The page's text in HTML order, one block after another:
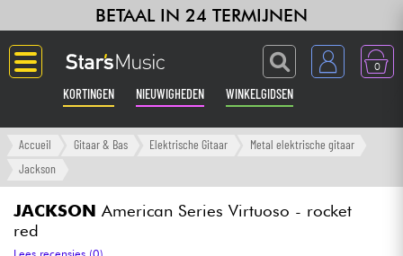
BETAAL IN 24 TERMIJNEN
0
KORTINGEN NIEUWIGHEDEN WINKELGIDSEN
Langue
Accueil Gitaar & Bas Elektrische Gitaar
Metal elektrische gitaar
Jackson
JACKSON American Series Virtuoso - rocket
red